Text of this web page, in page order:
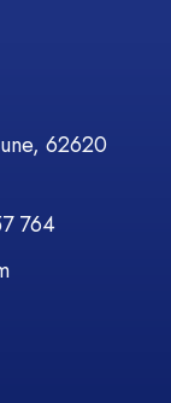
62620
764